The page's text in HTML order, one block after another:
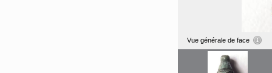
Vue générale de face